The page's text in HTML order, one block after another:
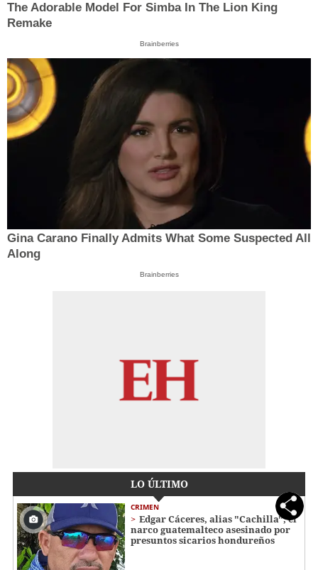
The Adorable Model For Simba In The Lion King
Remake
Brainberries
Gina Carano Finally Admits What Some Suspected All
Along
Brainberries
LO ÚLTIMO
CRIMEN
Edgar Cáceres, alias "Cachilla", el
narco guatemalteco asesinado por
presuntos sicarios hondureños